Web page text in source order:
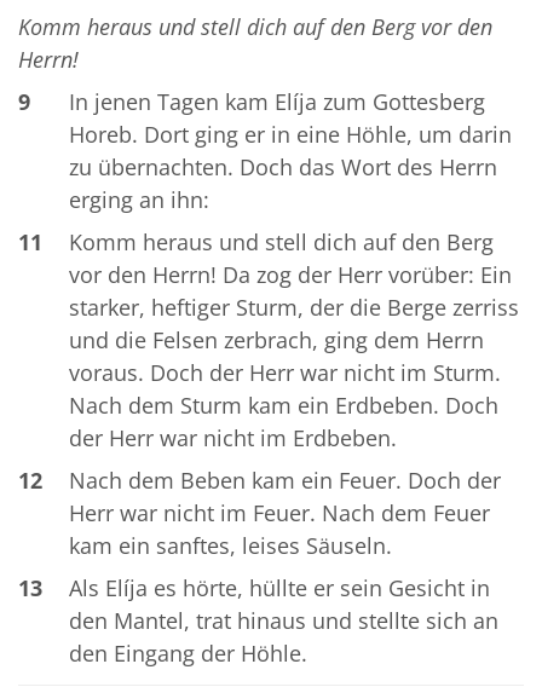
Komm heraus und stell dich auf den Berg vor den
Herrn!
9
In jenen Tagen kam Elíja zum Gottesberg
Horeb. Dort ging er in eine Höhle, um darin
zu übernachten. Doch das Wort des Herrn
erging an ihn:
11
Komm heraus und stell dich auf den Berg
vor den Herrn! Da zog der Herr vorüber: Ein
starker, heftiger Sturm, der die Berge zerriss
und die Felsen zerbrach, ging dem Herrn
voraus. Doch der Herr war nicht im Sturm.
Nach dem Sturm kam ein Erdbeben. Doch
der Herr war nicht im Erdbeben.
12
Nach dem Beben kam ein Feuer. Doch der
Herr war nicht im Feuer. Nach dem Feuer
kam ein sanftes, leises Säuseln.
13
Als Elíja es hörte, hüllte er sein Gesicht in
den Mantel, trat hinaus und stellte sich an
den Eingang der Höhle.